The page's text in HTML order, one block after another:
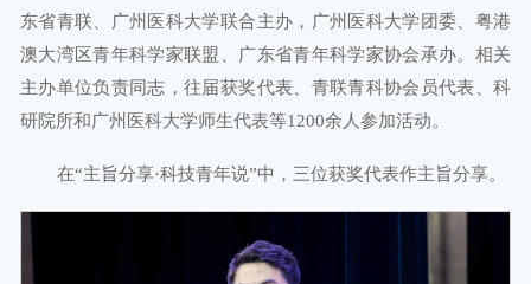
东省青联、广州医科大学联合主办，广州医科大学团委、粤港
澳大湾区青年科学家联盟、广东省青年科学家协会承办。相关
主办单位负责同志，往届获奖代表、青联青科协会员代表、科
研院所和广州医科大学师生代表等1200余人参加活动。
在“主旨分享·科技青年说”中，三位获奖代表作主旨分享。